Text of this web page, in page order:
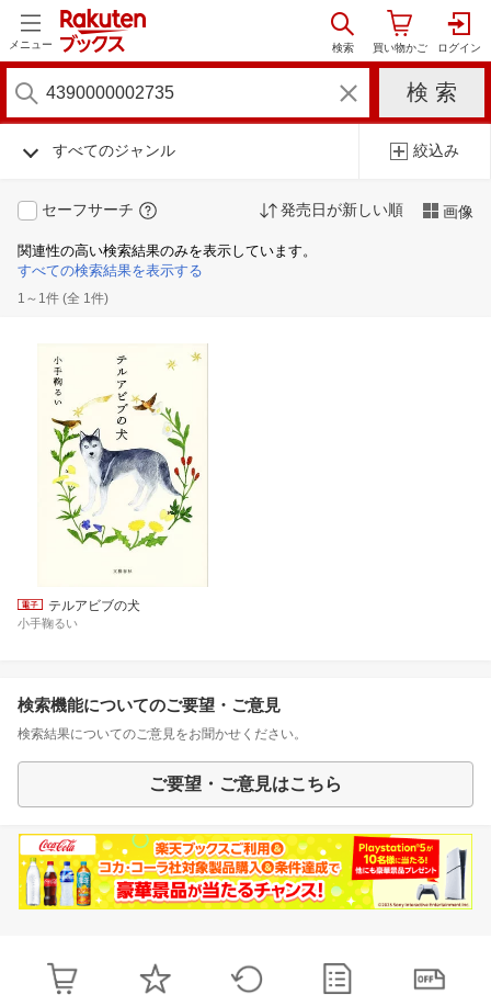
メニュー
すべてのジャンル 絞込み
セーフサーチ 発売日が新しい順 画像
関連性の高い検索結果のみを表示しています。
すべての検索結果を表示する
1～1件 (全 1件)
テルアビブの犬
小手鞠るい
検索機能についてのご要望・ご意見
検索結果についてのご意見をお聞かせください。
ご要望・ご意見はこちら